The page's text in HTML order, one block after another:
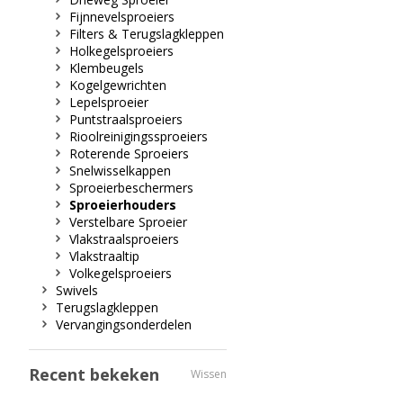
Fijnnevelsproeiers
Filters & Terugslagkleppen
Holkegelsproeiers
Klembeugels
Kogelgewrichten
Lepelsproeier
Puntstraalsproeiers
Rioolreinigingssproeiers
Roterende Sproeiers
Snelwisselkappen
Sproeierbeschermers
Sproeierhouders
Verstelbare Sproeier
Vlakstraalsproeiers
Vlakstraaltip
Volkegelsproeiers
Swivels
Terugslagkleppen
Vervangingsonderdelen
Recent bekeken Wissen